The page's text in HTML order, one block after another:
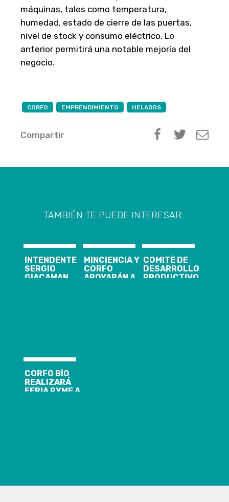
máquinas, tales como temperatura,
humedad, estado de cierre de las puertas,
nivel de stock y consumo eléctrico. Lo
anterior permitirá una notable mejoría del
negocio.
CORFO EMPRENDIMIENTO HELADOS
Compartir
TAMBIÉN TE PUEDE INTERESAR:
INTENDENTE
SERGIO
GIACAMAN
MINCIENCIA Y
CORFO
APOYARÁN A
COMITÉ DE
DESARROLLO
PRODUCTIVO
CORFO BÍO
REALIZARÁ
FERIA PYME A